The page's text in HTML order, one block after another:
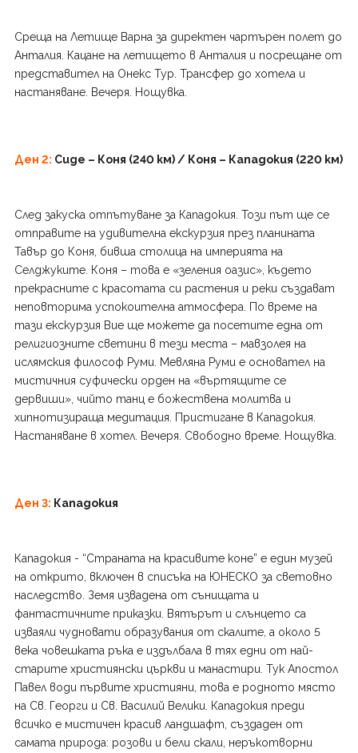
Среща на Летище Варна за директен чартърен полет до
Анталия. Кацане на летището в Анталия и посрещане от
представител на Онекс Тур. Трансфер до хотела и
настаняване. Вечеря. Нощувка.
Ден 2: Сиде – Коня (240 км) / Коня – Кападокия (220 км)
След закуска отпътуване за Кападокия. Този път ще се
отправите на удивителна екскурзия през планината
Тавър до Коня, бивша столица на империята на
Селджуките. Коня – това е «зеления оазис», където
прекрасните с красотата си растения и реки създават
неповторима успокоителна атмосфера. По време на
тази екскурзия Вие ще можете да посетите една от
религиозните светини в тези места – мавзолея на
ислямския философ Руми. Мевляна Руми е основател на
мистичния суфически орден на «въртящите се
дервиши», чийто танц е божествена молитва и
хипнотизираща медитация. Пристигане в Кападокия.
Настаняване в хотел. Вечеря. Свободно време. Нощувка.
Ден 3: Кападокия
Кападокия - “Страната на красивите коне” е един музей
на открито, включен в списъка на ЮНЕСКО за световно
наследство. Земя извадена от сънищата и
фантастичните приказки. Вятърът и слънцето са
изваяли чудновати образувания от скалите, а около 5
века човешката ръка е издълбала в тях едни от най-
старите християнски църкви и манастири. Тук Апостол
Павел води първите християни, това е родното място
на Св. Георги и Св. Василий Велики. Кападокия преди
всичко е мистичен красив ландшафт, създаден от
самата природа: розови и бели скали, неръкотворни